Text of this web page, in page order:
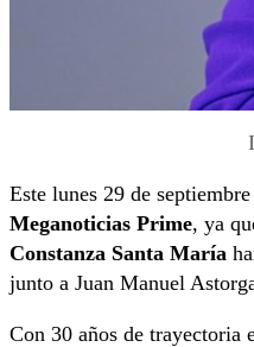
Este lunes 29 de
Meganoticias Prime, ya
Constanza Santa María
junto a Juan Manuel
Con 30 años de trayectoria